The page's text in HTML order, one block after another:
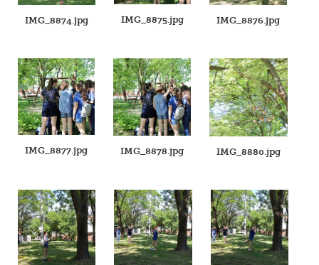
IMG_8874.jpg IMG_8875.jpg IMG_8876.jpg
IMG_8877.jpg IMG_8878.jpg IMG_8880.jpg